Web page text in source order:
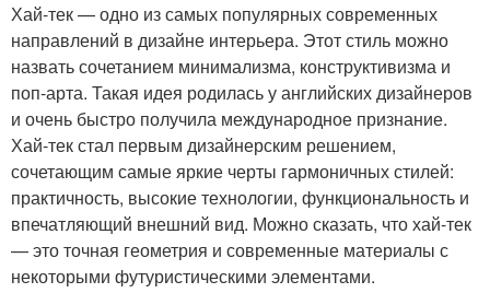
Хай-тек — одно из самых популярных современных
направлений в дизайне интерьера. Этот стиль можно
назвать сочетанием минимализма, конструктивизма и
поп-арта. Такая идея родилась у английских дизайнеров
и очень быстро получила международное признание.
Хай-тек стал первым дизайнерским решением,
сочетающим самые яркие черты гармоничных стилей:
практичность, высокие технологии, функциональность и
впечатляющий внешний вид. Можно сказать, что хай-тек
— это точная геометрия и современные материалы с
некоторыми футуристическими элементами.